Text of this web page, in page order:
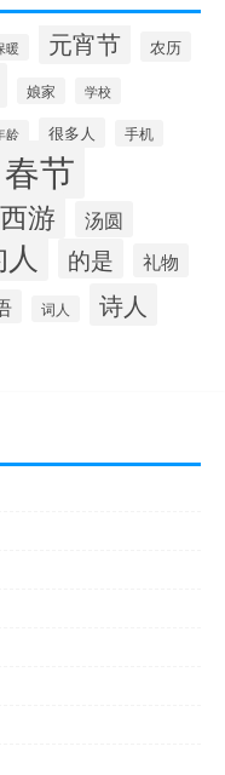
暖 元宵节 农历
娘家 学校
龄 很多人 手机
春节
游
汤圆
的是 礼物
词人
诗人